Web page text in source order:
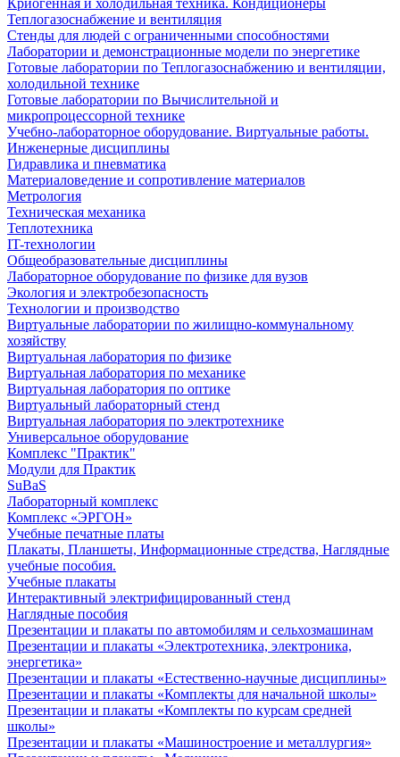
Криогенная и холодильная техника. Кондиционеры
Теплогазоснабжение и вентиляция
Стенды для людей с ограниченными способностями
Лаборатории и демонстрационные модели по энергетике
Готовые лаборатории по Теплогазоснабжению и вентиляции,
холодильной технике
Готовые лаборатории по Вычислительной и
микропроцессорной технике
Учебно-лабораторное оборудование. Виртуальные работы.
Инженерные дисциплины
Гидравлика и пневматика
Материаловедение и сопротивление материалов
Метрология
Техническая механика
Теплотехника
IT-технологии
Общеобразовательные дисциплины
Лабораторное оборудование по физике для вузов
Экология и электробезопасность
Технологии и производство
Виртуальные лаборатории по жилищно-коммунальному
хозяйству
Виртуальная лаборатория по физике
Виртуальная лаборатория по механике
Виртуальная лаборатория по оптике
Виртуальный лабораторный стенд
Виртуальная лаборатория по электротехнике
Универсальное оборудование
Комплекс "Практик"
Модули для Практик
SuBaS
Лабораторный комплекс
Комплекс «ЭРГОН»
Учебные печатные платы
Плакаты, Планшеты, Информационные стредства, Наглядные
учебные пособия.
Учебные плакаты
Интерактивный электрифицированный стенд
Наглядные пособия
Презентации и плакаты по автомобилям и сельхозмашинам
Презентации и плакаты «Электротехника, электроника,
энергетика»
Презентации и плакаты «Естественно-научные дисциплины»
Презентации и плакаты «Комплекты для начальной школы»
Презентации и плакаты «Комплекты по курсам средней
школы»
Презентации и плакаты «Машиностроение и металлургия»